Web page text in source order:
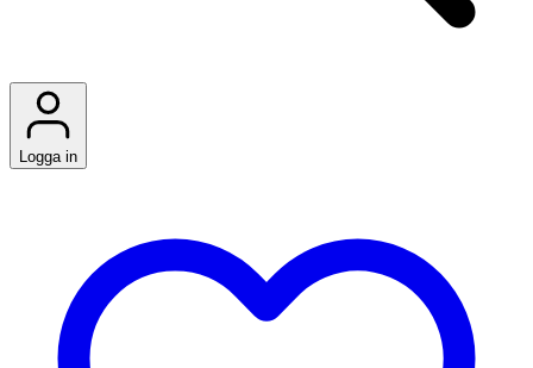
Logga in